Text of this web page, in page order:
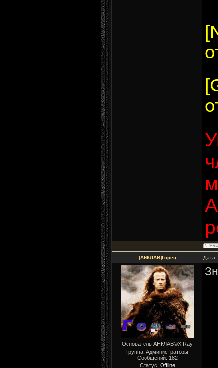
[АНКЛАВ]Горец
Основатель АНКЛАВ©X-Ray
Группа: Администраторы
Сообщений: 182
Статус: Offline